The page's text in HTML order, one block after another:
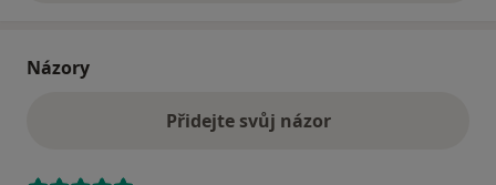
Názory
Přidejte svůj názor